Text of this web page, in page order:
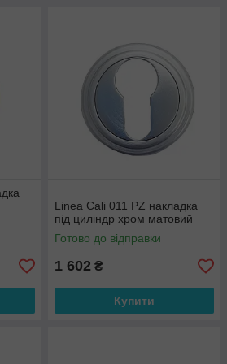
Linea Cali 011 PZ накладка
під циліндр хром матовий
Готово до відправки
1 602 ₴
Купити